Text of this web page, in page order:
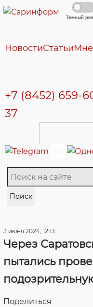
Темный
НовостиСтатьи
+7 (8452) 659-
37
Поиск
3 июня 2024, 12:13
Через
пытались
Поделиться